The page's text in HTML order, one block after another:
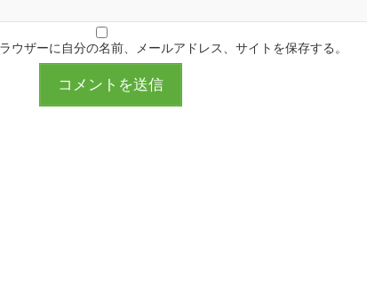
ウザーに自分の名前、メールアドレス、サイトを保存する。